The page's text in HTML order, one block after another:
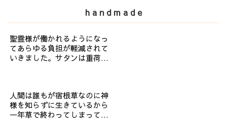
h a n d m a d e
聖霊様が働かれるようになっ
てあらゆる負担が軽減されて
いきました。サタンは重荷を
人間は誰もが宿根草なのに神
様を知らずに生きているから
一年草で終わってしまってい